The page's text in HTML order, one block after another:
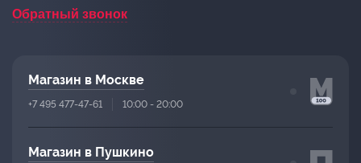
Обратный звонок
Магазин в Москве
+7 495 477-47-61 10:00 - 20:00
Магазин в Пушкино